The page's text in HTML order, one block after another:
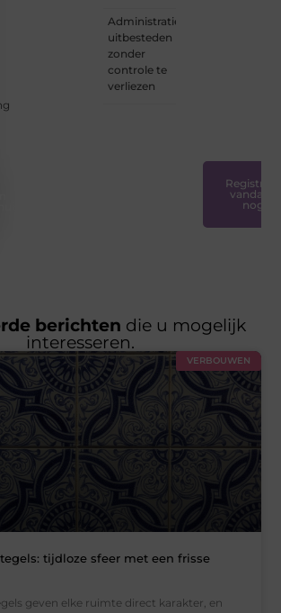
Administratie
uitbesteden
zonder
controle te
verliezen
Registreer
vandaag
nog
berichten die u mogelijk
interesseren.
VERBOUWEN
tijdloze sfeer met een frisse
geven elke ruimte direct karakter, en